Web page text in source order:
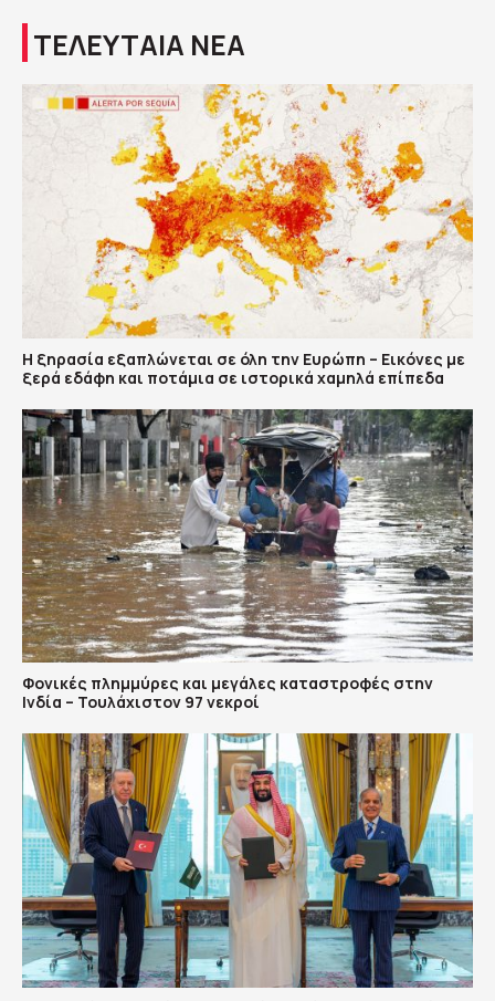
ΤΕΛΕΥΤΑΙΑ ΝΕΑ
Η ξηρασία εξαπλώνεται σε όλη την Ευρώπη – Εικόνες με
ξερά εδάφη και ποτάμια σε ιστορικά χαμηλά επίπεδα
Φονικές πλημμύρες και μεγάλες καταστροφές στην
Ινδία – Τουλάχιστον 97 νεκροί